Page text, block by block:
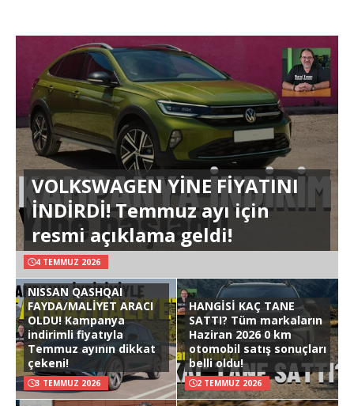
VOLKSWAGEN YİNE FİYATINI
İNDİRDİ! Temmuz ayı için
resmi açıklama geldi!
4 TEMMUZ 2026
NISSAN QASHQAI
FAYDA/MALİYET ARACI
OLDU! Kampanya
indirimli fiyatıyla
Temmuz ayının dikkat
çekeni!
3 TEMMUZ 2026
HANGİSİ KAÇ TANE
SATTI? Tüm markaların
Haziran 2026 0 km
otomobil satış sonuçları
belli oldu!
2 TEMMUZ 2026